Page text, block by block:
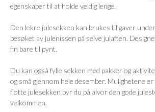
egenskaper til at holde veldig lenge.
Den lekre julesekken kan brukes til gaver
besøket av julenissen på selve julaften.
fin bare til pynt.
Du kan også fylle sekken med pakker og
og små gjennom hele desember. Mulighetene er
flotte julesekken byr du på alvor den gode
velkommen.